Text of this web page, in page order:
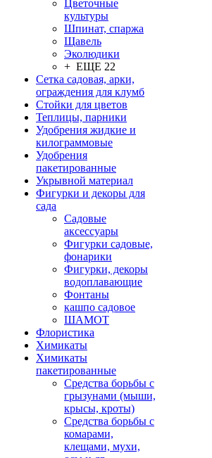
Цветочные
культуры
Шпинат, спаржа
Щавель
Эколюдики
+ ЕЩЕ 22
Сетка садовая, арки,
ограждения для клумб
Стойки для цветов
Теплицы, парники
Удобрения жидкие и
килограммовые
Удобрения
пакетированные
Укрывной материал
Фигурки и декоры для
сада
Садовые
аксессуары
Фигурки садовые,
фонарики
Фигурки, декоры
водоплавающие
Фонтаны
кашпо садовое
ШАМОТ
Флористика
Химикаты
Химикаты
пакетированные
Средства борьбы с
грызунами (мыши,
крысы, кроты)
Средства борьбы с
комарами,
клещами, мухи,